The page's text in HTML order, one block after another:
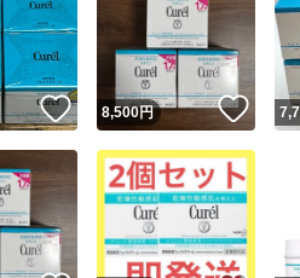
※このバッジは実績に基づく表示
スピード＆安心発送
こ
ます
スピード発送
安心発送
いいね！
8,500円 いい